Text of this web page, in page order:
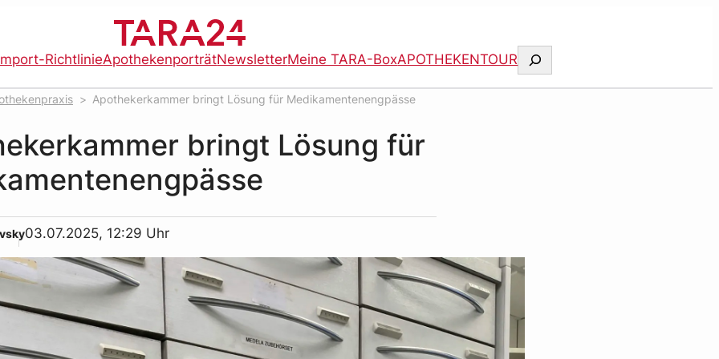
RichtlinieApothekenporträtNewsletterMeine TARA-BoxAPOTHEKENTOUR Suchen
Apothekerkammer bringt Lösung für Medikamentenengpässe
bringt Lösung für
03.07.2025, 12:29 Uhr